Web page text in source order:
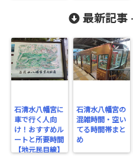
最新記事
石清水八幡宮に
車で行く人向
け！おすすめル
ートと所要時間
【地元民目線】
石清水八幡宮の
混雑時間・空い
てる時間帯まと
め